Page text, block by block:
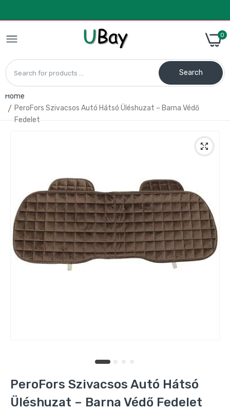
0
Search
Home
PeroFors Szivacsos Autó Hátsó Üléshuzat – Barna Védő
Fedelet
PeroFors Szivacsos Autó Hátsó
Üléshuzat – Barna Védő Fedelet